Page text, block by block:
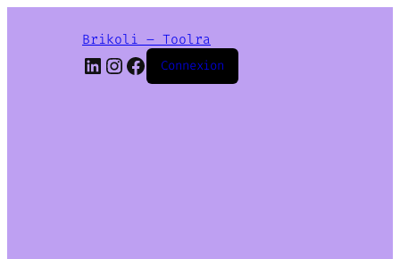
Brikoli – Toolra
LinkedIn
Instagram
Facebook
Connexion